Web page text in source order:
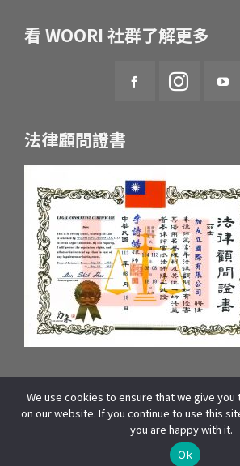
看 WOORI 社群了解更多
法律顧問證書
統一編號：55657233 府產業商字第：
COPYRIGHT © 2025 WOORI EDUCATION
RESERVED | 本站資源包含影像、文字皆來自
THIS SITE IS PROTECTED BY RECAPTCHA
TERMS OF
We use cookies to ensure that we give
on our website. If you continue to use this
you are happy with it.
Ok
線上諮詢